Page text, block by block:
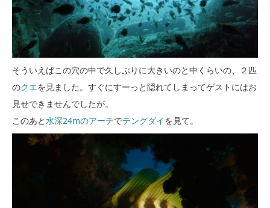
そういえばこの穴の中で久しぶりに大きいのと中くらいの、２匹
のクエを見ました。すぐにすーっと隠れてしまってゲストにはお
見せできませんでしたが。
このあと水深24mのアーチでテングダイを見て。